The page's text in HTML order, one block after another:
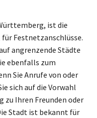
ist die
Festnetzanschlüsse.
angrenzende Städte
ebenfalls zum
Sie Anrufe von oder
sich auf die Vorwahl
zu Ihren Freunden oder
Stadt ist bekannt für